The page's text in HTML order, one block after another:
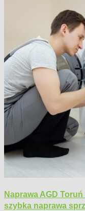
Naprawa AGD
szybka naprawa